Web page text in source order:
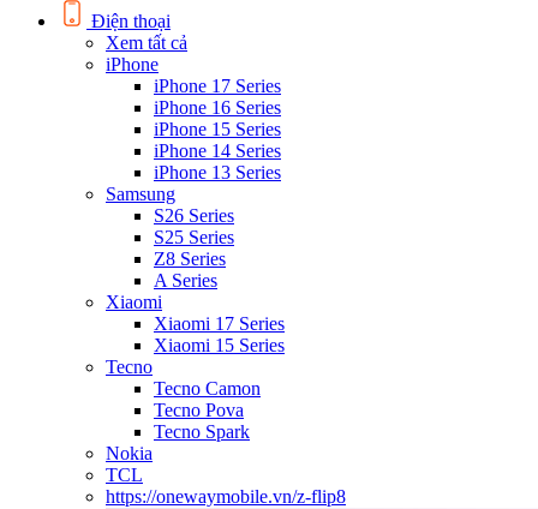
Điện thoại
Xem tất cả
iPhone
iPhone 17 Series
iPhone 16 Series
iPhone 15 Series
iPhone 14 Series
iPhone 13 Series
Samsung
S26 Series
S25 Series
Z8 Series
A Series
Xiaomi
Xiaomi 17 Series
Xiaomi 15 Series
Tecno
Tecno Camon
Tecno Pova
Tecno Spark
Nokia
TCL
https://onewaymobile.vn/z-flip8